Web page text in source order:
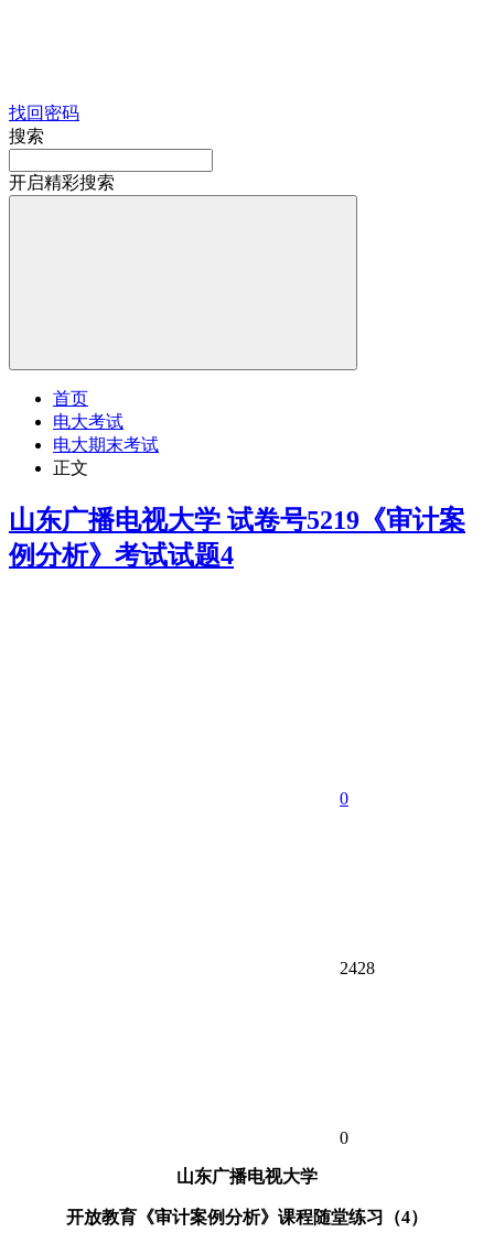
找回密码
搜索
开启精彩搜索
首页
电大考试
电大期末考试
正文
山东广播电视大学 试卷号5219《审计案
例分析》考试试题4
0
2428
0
山东广播电视大学
开放教育《审计案例分析》课程随堂练习（4）